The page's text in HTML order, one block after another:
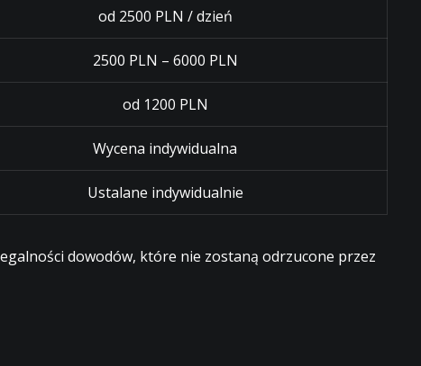
od 2500 PLN / dzień
2500 PLN – 6000 PLN
od 1200 PLN
Wycena indywidualna
Ustalane indywidualnie
dowodów, które nie zostaną odrzucone przez